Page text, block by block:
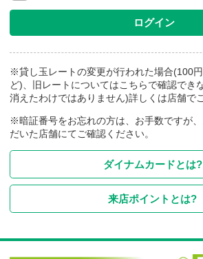
次回以降、自動でログインする(30
※貸し玉レートの変更が行われた場合
消えたわけではありません)詳しくは店
だいた店舗にてご確認ください。
ダイナムカードと